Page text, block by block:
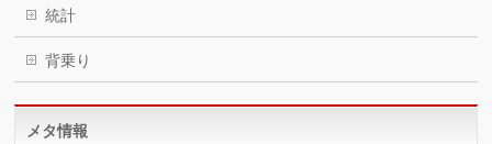
統計
背乗り
メタ情報